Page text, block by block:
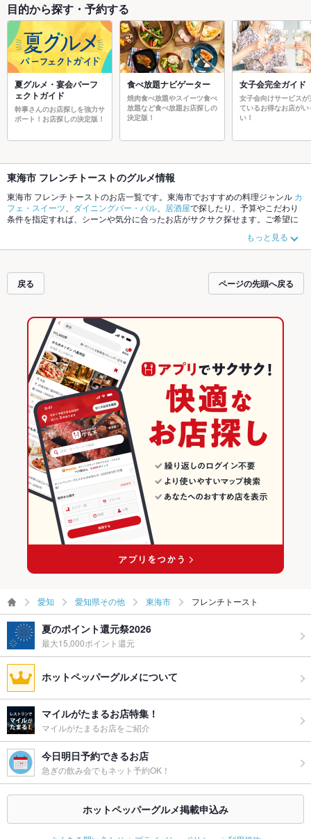
目的から探す・予約する
夏グルメ・宴会パーフ
ェクトガイド
幹事さんのお店探しを強力サ
ポート！お店探しの決定版！
食べ放題ナビゲーター
焼肉食べ放題やスイーツ食べ
放題など食べ放題お店探しの
決定版！
女子会完全ガイド
女子会向けサービスが
ているお得なお店がい
い！
東海市 フレンチトーストのグルメ情報
東海市 フレンチトーストのお店一覧です。東海市でおすすめの料理ジャンル カ
フェ・スイーツ
ダイニングバー・バル 居酒屋で探したり、予算やこだわり
条件を指定すれば、シーンや気分に合ったお店がサクサク探せます。ご希望に
チェックしてみてください。ホットペッパーグルメなら、お得なクーポンはも
ちろん、こだわりメニューからあげ、手羽先、串かつや季節のおすすめ料理な
ト予約が使えるお店も拡大中です。友達どうしの飲み会にも、会社の宴会に
も、デートやパーティーにもお得に便利にホットペッパーグルメをご利用くだ
さい。
もっと見る
戻る ページの先頭へ戻る
愛知 愛知県その他 東海市 フレンチトースト
夏のポイント還元祭2026
最大15,000ポイント還元
ホットペッパーグルメについて
マイルがたまるお店特集！
マイルがたまるお店をご紹介
今日明日予約できるお店
急ぎの飲み会でもネット予約OK！
ホットペッパーグルメ掲載申込み